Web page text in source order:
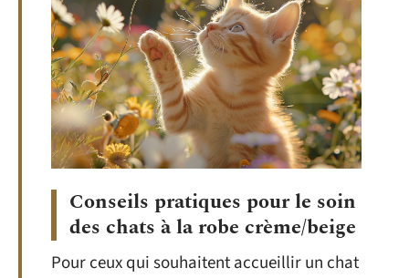
Conseils pratiques pour le soin
des chats à la robe crème/beige
Pour ceux qui souhaitent accueillir un chat